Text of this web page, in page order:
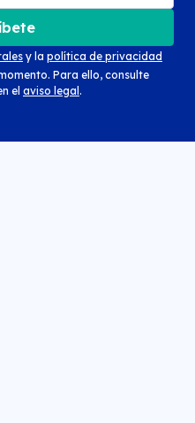
y la política de privacidad
Para ello, consulte
el aviso legal .